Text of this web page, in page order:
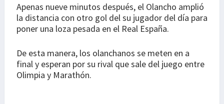
Apenas nueve minutos después, el Olancho amplió
la distancia con otro gol del su jugador del día para
poner una loza pesada en el Real España.
De esta manera, los olanchanos se meten en a
final y esperan por su rival que sale del juego entre
Olimpia y Marathón.